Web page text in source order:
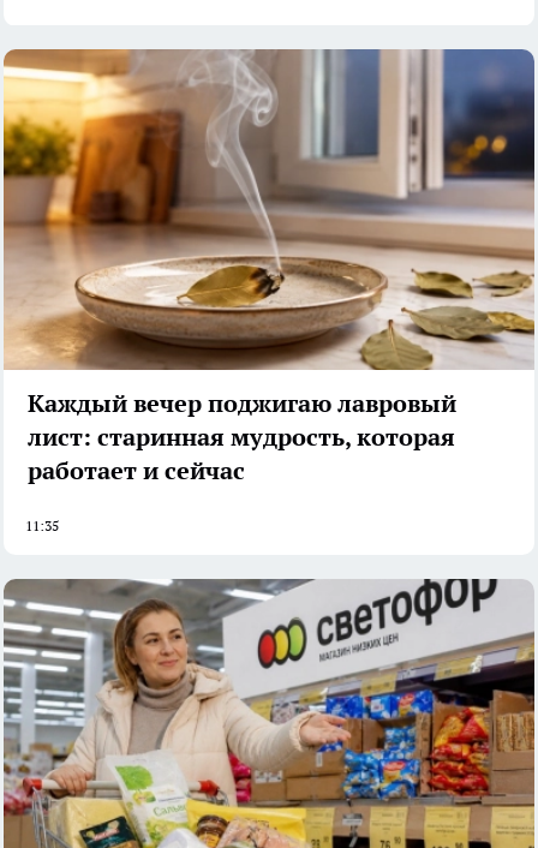
Каждый вечер поджигаю лавровый
лист: старинная мудрость, которая
работает и сейчас
11:35